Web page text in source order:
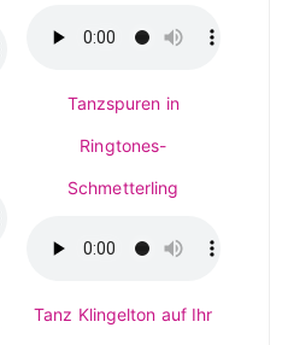
Tanzspuren in
Ringtones-
Schmetterling
Tanz Klingelton auf Ihr